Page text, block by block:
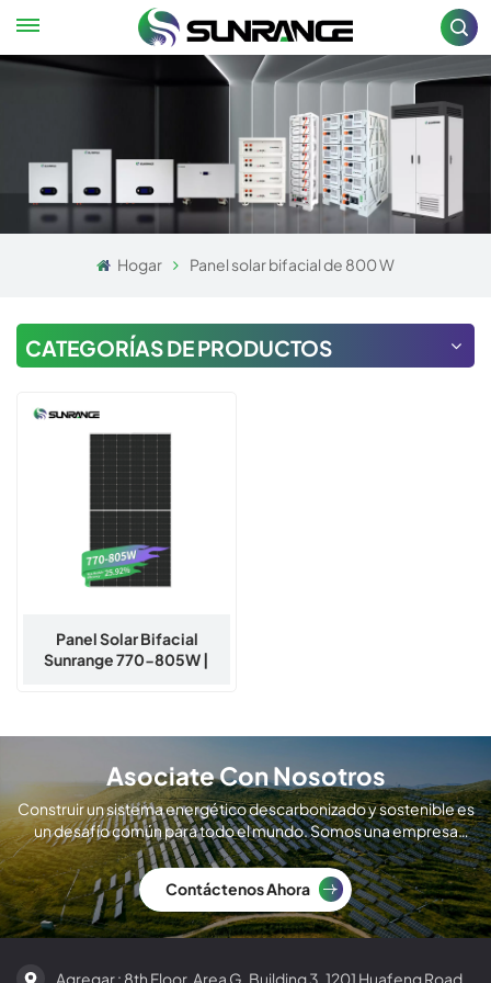
Hogar Panel solar bifacial de 800 W
CATEGORÍAS DE PRODUCTOS
Panel Solar Bifacial
Sunrange 770-805W |
Asociate Con Nosotros
Construir un sistema energético descarbonizado y sostenible es
un desafío común para todo el mundo. Somos una empresa
global de fabricación de módulos solares.
Contáctenos Ahora
Agregar : 8th Floor, Area G, Building 3, 1201 Huafeng Road